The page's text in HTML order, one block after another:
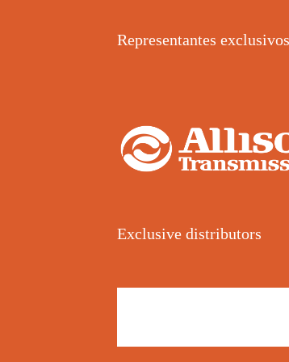
Representantes exclusivos
Exclusive distributors